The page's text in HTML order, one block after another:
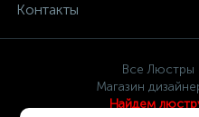
Контакты
Все Люстры
Магазин
Найдем